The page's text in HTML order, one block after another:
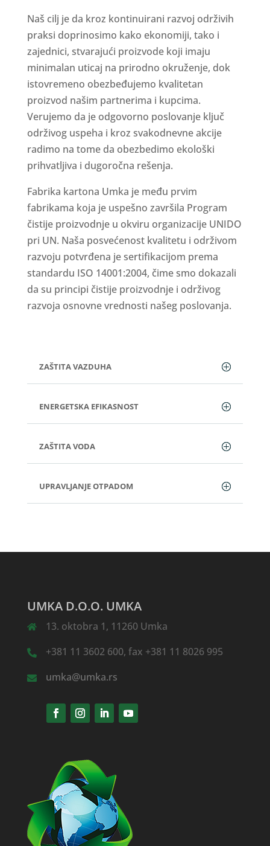
Naš cilj je da kroz kontinuirani razvoj održivih
praksi doprinosimo kako ekonomiji, tako i
zajednici, stvarajući proizvode koji imaju
minimalan uticaj na prirodno okruženje, dok
istovremeno obezbeđujemo kvalitetan
proizvod našim partnerima i kupcima.
Verujemo da je odgovorno poslovanje ključ
održivog uspeha i kroz svakodnevne akcije
radimo na tome da obezbedimo ekološki
prihvatljiva i dugoročna rešenja.
Fabrika kartona Umka je među prvim
fabrikama koja je uspešno završila Program
čistije proizvodnje u okviru organizacije UNIDO
pri UN. Naša posvećenost kvalitetu i održivom
razvoju potvrđena je sertifikacijom prema
standardu ISO 14001:2004, čime smo dokazali
da su principi čistije proizvodnje i održivog
razvoja osnovne vrednosti našeg poslovanja.
ZAŠTITA VAZDUHA
ENERGETSKA EFIKASNOST
ZAŠTITA VODA
UPRAVLJANJE OTPADOM
UMKA D.O.O. UMKA
13. oktobra 1, 11260 Umka
+381 11 3602 600, fax +381 11 8026 995
umka@umka.rs